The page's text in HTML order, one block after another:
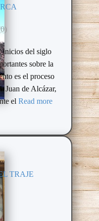
inicios del siglo
sobre la
es el proceso
Juan de Alcázar,
el Read more
TRAJE